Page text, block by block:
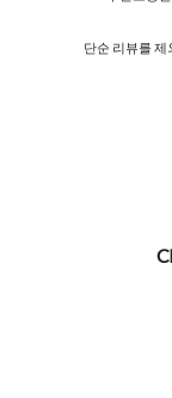
단순 리뷰를 제